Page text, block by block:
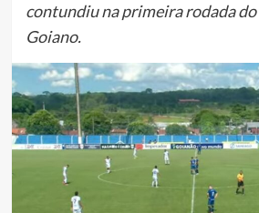
contundiu na primeira rodada
Goiano.